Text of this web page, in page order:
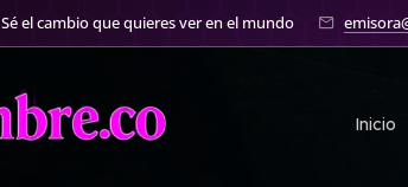
Sé el cambio que quieres ver en el mundo
Inicio